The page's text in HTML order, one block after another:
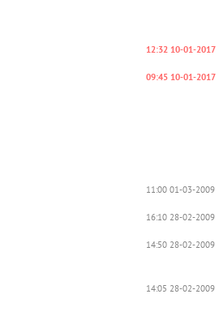
12:32 10-01-2017
09:45 10-01-2017
11:00 01-03-2009
16:10 28-02-2009
14:50 28-02-2009
14:05 28-02-2009